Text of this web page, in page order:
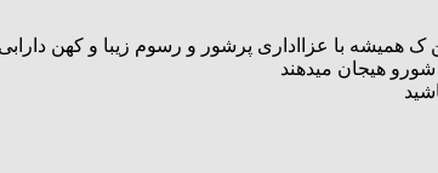
ک همیشه با عزااداری پرشور و رسوم زیبا و کهن دارابی
هیجان میدهند